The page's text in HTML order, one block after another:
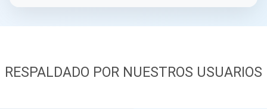
RESPALDADO POR NUESTROS USUARIOS